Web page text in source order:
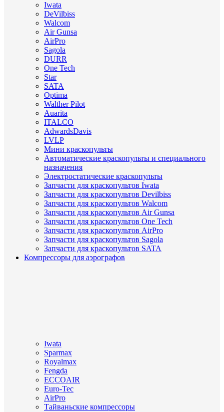
Iwata
DeVilbiss
Walcom
Air Gunsa
AirPro
Sagola
DURR
One Tech
Star
SATA
Optima
Walther Pilot
Auarita
ITALCO
AdwardsDavis
LVLP
Мини краскопульты
Автоматические краскопульты и специального
назначения
Электростатические краскопульты
Запчасти для краскопультов Iwata
Запчасти для краскопультов Devilbiss
Запчасти для краскопультов Walcom
Запчасти для краскопультов Air Gunsa
Запчасти для краскопультов One Tech
Запчасти для краскопультов AirPro
Запчасти для краскопультов Sagola
Запчасти для краскопультов SATA
Компрессоры для аэрографов
Iwata
Sparmax
Royalmax
Fengda
ECCOAIR
Euro-Tec
AirPro
Тайваньские компрессоры